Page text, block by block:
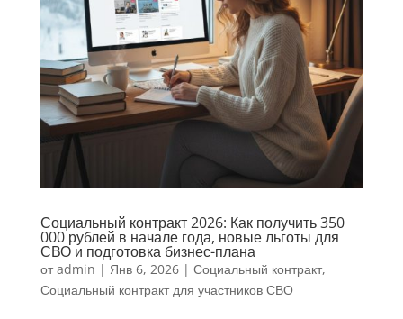
Социальный контракт 2026: Как получить 350
000 рублей в начале года, новые льготы для
СВО и подготовка бизнес-плана
отadmin | Янв 6, 2026| Социальный контракт,
Социальный контракт для участников СВО